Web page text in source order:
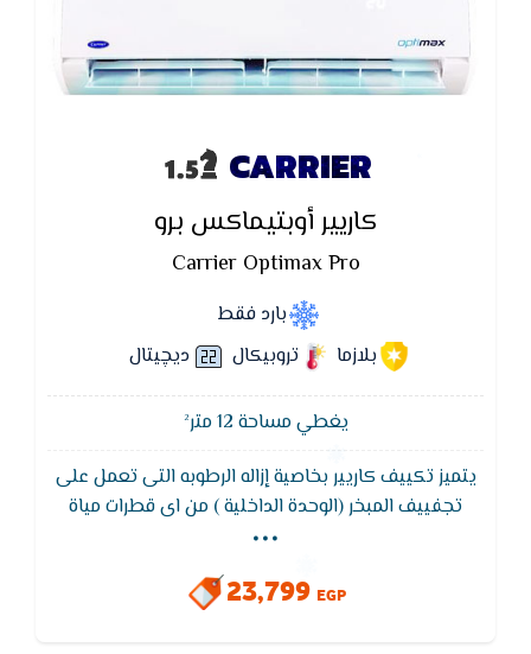
CARRIER
كاريير أوبتيماكس برو
Carrier Optimax Pro
بارد فقط
بلازما
تروبيكال ديچيتال
يغطي مساحة 12 متر²
يتميز تكييف كاريير بخاصية إزاله الرطوبه التى تعمل على
تجفييف المبخر (الوحدة الداخلية ) من اى قطرات مياة
لضمان عدم صدور اى روائح كريهة من الوحده الداخلية
...
23,799 EGP